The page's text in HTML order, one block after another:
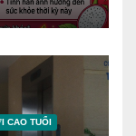
CAO TUỔI